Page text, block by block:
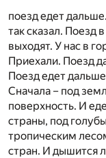
поезд едет
так сказал. Поезд
выходят. У нас в
Приехали. Поезд
Поезд едет
Сначала – под
поверхность. И
страны, под
тропическим
стран. И дышится